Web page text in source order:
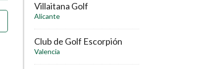
Villaitana Golf
Alicante
Club de Golf Escorpión
Valencia